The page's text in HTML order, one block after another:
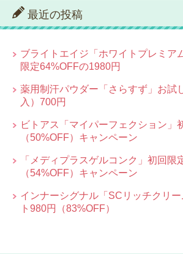
最近の投稿
ブライトエイジ「ホワイトプレミア
限定64%OFFの1980円
薬用制汗パウダー「さらすず」お試
入）700円
ビトアス「マイパーフェクション」
（50%OFF）キャンペーン
「メディプラスゲルコンク」初回限
（54%OFF）キャンペーン
インナーシグナル「SCリッチクリ
ト980円（83%OFF）